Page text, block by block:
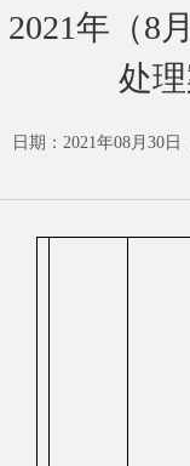
2021年（8
处
日期：2021年08月30日